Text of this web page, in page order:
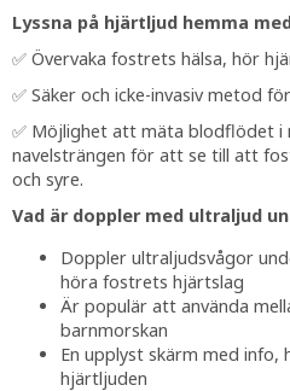
Lyssna på hjärtljud hemma
✅ Övervaka fostrets hälsa, hör
✅ Säker och icke-invasiv metod
✅ Möjlighet att mäta blodflödet i
navelsträngen för att se till att
och syre.
Vad är doppler med ultraljud
Doppler ultraljudsvågor
höra fostrets hjärtslag
Är populär att använda
barnmorskan
En upplyst skärm med
hjärtljuden